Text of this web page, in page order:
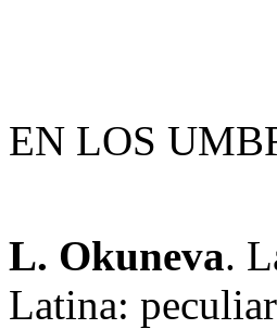
EN LOS
L. Okuneva.
Latina: